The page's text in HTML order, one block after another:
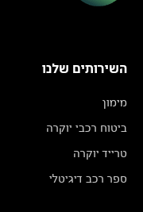
השירותים שלנו
מימון
ביטוח רכבי יוקרה
טרייד יוקרה
ספר רכב דיגיטלי